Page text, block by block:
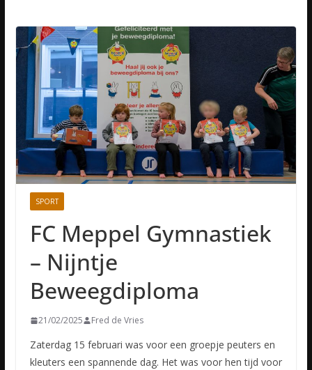
SPORT
FC Meppel Gymnastiek
– Nijntje
Beweegdiploma
21/02/2025 Fred de Vries
Zaterdag 15 februari was voor een groepje peuters en
kleuters een spannende dag. Het was voor hen tijd voor